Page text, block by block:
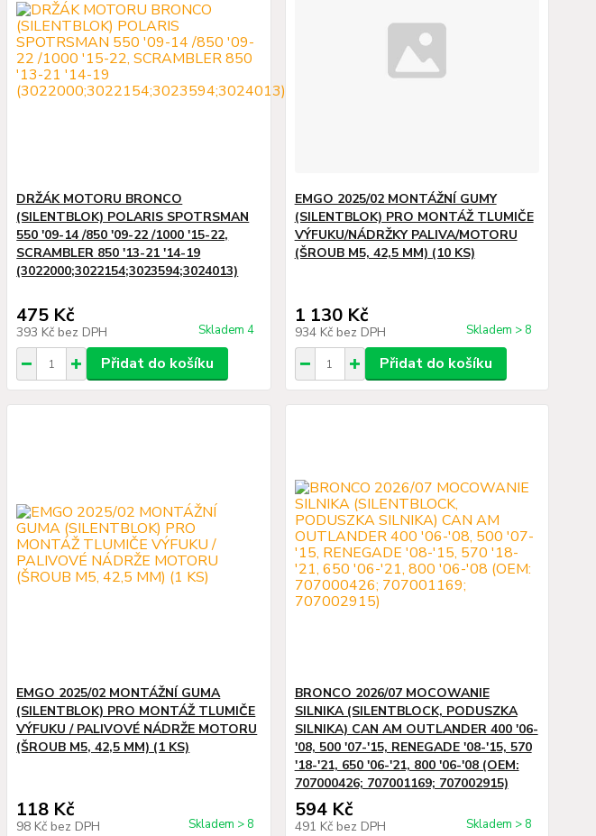
DRŽÁK MOTORU BRONCO
(SILENTBLOK) POLARIS SPOTRSMAN
550 '09-14 /850 '09-22 /1000 '15-22,
SCRAMBLER 850 '13-21 '14-19
(3022000;3022154;3023594;3024013)
475 Kč
393 Kč bez DPH Skladem 4
Přidat do košíku
EMGO 2025/02 MONTÁŽNÍ GUMY
(SILENTBLOK) PRO MONTÁŽ TLUMIČE
VÝFUKU/NÁDRŽKY PALIVA/MOTORU
(ŠROUB M5, 42,5 MM) (10 KS)
1 130 Kč
934 Kč bez DPH Skladem > 8
Přidat do košíku
EMGO 2025/02 MONTÁŽNÍ GUMA
(SILENTBLOK) PRO MONTÁŽ TLUMIČE
VÝFUKU / PALIVOVÉ NÁDRŽE MOTORU
(ŠROUB M5, 42,5 MM) (1 KS)
118 Kč
98 Kč bez DPH Skladem > 8
BRONCO 2026/07 MOCOWANIE
SILNIKA (SILENTBLOCK, PODUSZKA
SILNIKA) CAN AM OUTLANDER 400 '06-
'08, 500 '07-'15, RENEGADE '08-'15, 570
'18-'21, 650 '06-'21, 800 '06-'08 (OEM:
707000426; 707001169; 707002915)
594 Kč
491 Kč bez DPH Skladem > 8